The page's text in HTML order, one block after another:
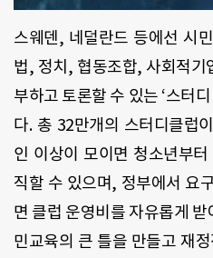
스웨덴, 네덜란드 등에선 시
법, 정치, 협동조합, 사회적
부하고 토론할 수 있는 ‘스터
다. 총 32만개의 스터디클럽
인 이상이 모이면 청소년부
직할 수 있으며, 정부에서 요
면 클럽 운영비를 자유롭게 받
민교육의 큰 틀을 만들고 재